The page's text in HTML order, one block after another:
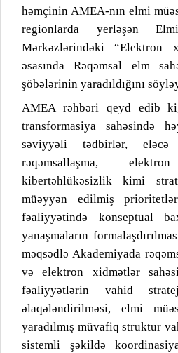
həmçinin AMEA-nın elmi
regionlarda yerləşən
Mərkəzlərindəki “Elektron
əsasında Rəqəmsal elm
şöbələrinin yaradıldığını
AMEA rəhbəri qeyd edib
transformasiya sahəsində
səviyyəli tədbirlər,
rəqəmsallaşma,
kibertəhlükəsizlik kimi
müəyyən edilmiş
fəaliyyətində konseptual
yanaşmaların
məqsədlə Akademiyada
və elektron xidmətlər
fəaliyyətlərin vahid
əlaqələndirilməsi, elmi
yaradılmış müvafiq struktur
sistemli şəkildə